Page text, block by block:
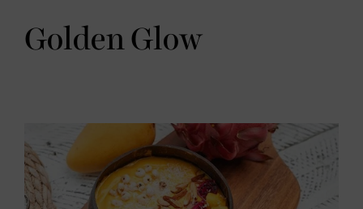
Golden Glow